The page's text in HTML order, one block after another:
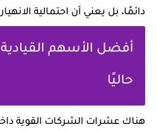
دائمًا، بل يعني أن احتمالية
أفضل الأسهم
حاليًا
هناك عشرات الشركات القوية